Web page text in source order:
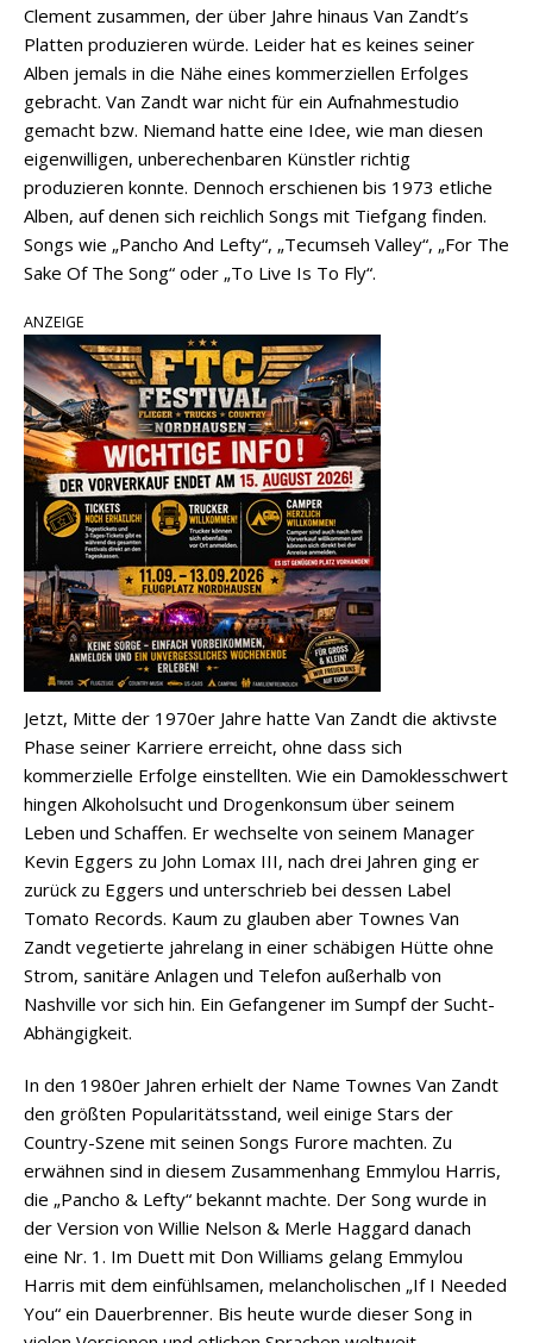
Clement zusammen, der über Jahre hinaus Van Zandt’s
Platten produzieren würde. Leider hat es keines seiner
Alben jemals in die Nähe eines kommerziellen Erfolges
gebracht. Van Zandt war nicht für ein Aufnahmestudio
gemacht bzw. Niemand hatte eine Idee, wie man diesen
eigenwilligen, unberechenbaren Künstler richtig
produzieren konnte. Dennoch erschienen bis 1973 etliche
Alben, auf denen sich reichlich Songs mit Tiefgang finden.
Songs wie „Pancho And Lefty“, „Tecumseh Valley“, „For The
Sake Of The Song“ oder „To Live Is To Fly“.
ANZEIGE
Jetzt, Mitte der 1970er Jahre hatte Van Zandt die aktivste
Phase seiner Karriere erreicht, ohne dass sich
kommerzielle Erfolge einstellten. Wie ein Damoklesschwert
hingen Alkoholsucht und Drogenkonsum über seinem
Leben und Schaffen. Er wechselte von seinem Manager
Kevin Eggers zu John Lomax III, nach drei Jahren ging er
zurück zu Eggers und unterschrieb bei dessen Label
Tomato Records. Kaum zu glauben aber Townes Van
Zandt vegetierte jahrelang in einer schäbigen Hütte ohne
Strom, sanitäre Anlagen und Telefon außerhalb von
Nashville vor sich hin. Ein Gefangener im Sumpf der Sucht-
Abhängigkeit.
In den 1980er Jahren erhielt der Name Townes Van Zandt
den größten Popularitätsstand, weil einige Stars der
Country-Szene mit seinen Songs Furore machten. Zu
erwähnen sind in diesem Zusammenhang Emmylou Harris,
die „Pancho & Lefty“ bekannt machte. Der Song wurde in
der Version von Willie Nelson & Merle Haggard danach
eine Nr. 1. Im Duett mit Don Williams gelang Emmylou
Harris mit dem einfühlsamen, melancholischen „If I Needed
You“ ein Dauerbrenner. Bis heute wurde dieser Song in